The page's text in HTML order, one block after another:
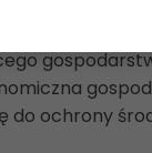
do ochrony